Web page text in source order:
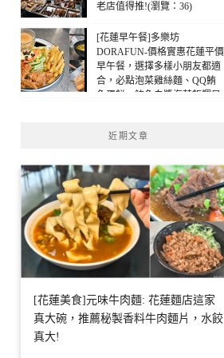
老店值得推!(瀏覽：36)
[花蓮早午餐]多樂坊
DORAFUN-價格實惠花蓮平價
早午餐，選擇多樣小朋友都適
合，必點泡菜雞絲麵、QQ鮪
魚蛋餅，鮪魚白醬海苔飯糰早
近期文章
[花蓮美食]元味牛肉麵: 花蓮麵店這家
真大碗，推薦秘製香料牛肉麵片，水餃
真大!